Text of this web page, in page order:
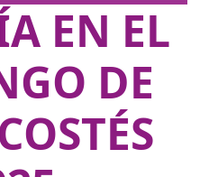
EN EL
DE